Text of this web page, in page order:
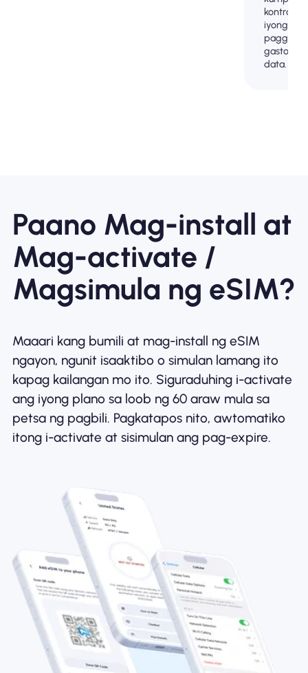
kontrol sa
iyong
gastos ng
data.
Paano Mag-install at
Mag-activate /
Magsimula ng eSIM?
Maaari kang bumili at mag-install ng eSIM
ngayon, ngunit isaaktibo o simulan lamang ito
kapag kailangan mo ito. Siguraduhing i-activate
ang iyong plano sa loob ng 60 araw mula sa
petsa ng pagbili. Pagkatapos nito, awtomatiko
itong i-activate at sisimulan ang pag-expire.